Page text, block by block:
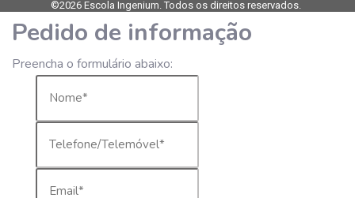
©2026 Escola Ingenium. Todos os direitos reservados.
Pedido de informação
Preencha o formulário abaixo: